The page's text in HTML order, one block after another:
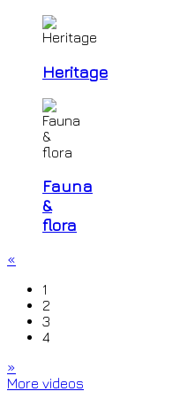
Heritage
Fauna
&
flora
«
1
2
3
4
»
More videos